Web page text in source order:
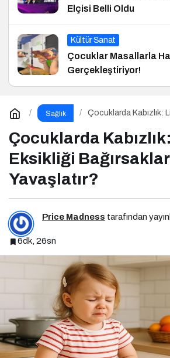
Elçisi Belli Oldu
Kültür Sanat
Çocuklar Masallarla
Gerçekleştiriyor!
Sağlık
Çocuklarda Kabızlık:
Çocuklarda
Eksikliği
Yavaşlatır?
Price Madness tarafından
6dk, 26sn